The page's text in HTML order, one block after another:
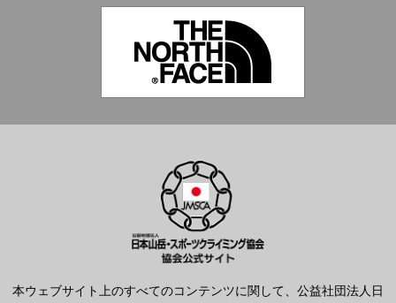
本ウェブサイト上のすべてのコンテンツに関して、公益社団法人日